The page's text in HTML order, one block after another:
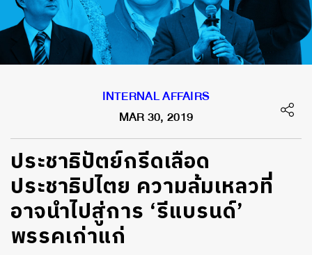
INTERNAL AFFAIRS
MAR 30, 2019
ประชาธิปัตย์กรีดเลือด
ประชาธิปไตย ความล้มเหลวที่
อาจนำไปสู่การ ‘รีแบรนด์’
พรรคเก่าแก่